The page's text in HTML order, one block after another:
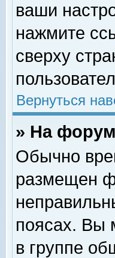
ваши
нажмите
сверху
Вернуться
» На
Обычно
размещен
поясах. Вы
в группе